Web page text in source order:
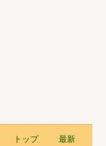
トップ 最新